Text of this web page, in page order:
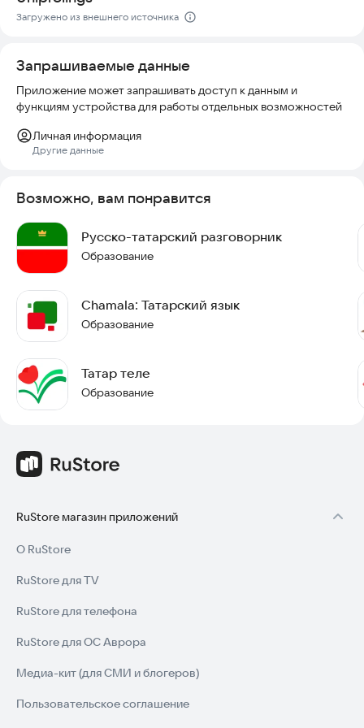
любом месте, не беспокоясь о качестве контента или
актуальности информации. Данные в приложении регулярно
обновляются, чтобы соответствовать современным нормам
языка.
© Хайбуллин А.Р., Абдуллина Г.Р., 2019 г.
и начните свой путь к свободному общению на башкирском
Загружено из внешнего источника
Запрашиваемые данные
Приложение может запрашивать доступ к данным и
функциям устройства для работы отдельных возможностей
Личная информация
Другие данные
Возможно, вам понравится
Русско-татарский разговорник
Образование
Chamala: Татарский язык
Образование
Татар теле
Образование
RuStore магазин приложений
О RuStore
RuStore для TV
RuStore для телефона
RuStore для ОС Аврора
Медиа-кит (для СМИ и блогеров)
Пользовательское соглашение